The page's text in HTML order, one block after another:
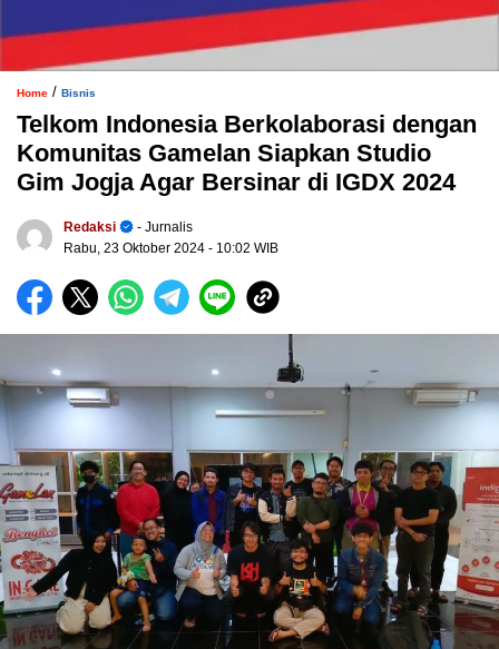
Home / Bisnis
Telkom Indonesia Berkolaborasi dengan
Komunitas Gamelan Siapkan Studio
Gim Jogja Agar Bersinar di IGDX 2024
Redaksi
- Jurnalis
Rabu, 23 Oktober 2024 - 10:02 WIB